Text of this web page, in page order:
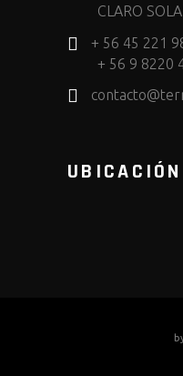
CLARO
+ 56 45 221
+ 56 9 8220
UBICACIÓN